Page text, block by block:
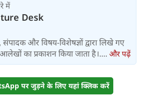
में
Desk
और विषय-विशेषज्ञों द्वारा लिखे गए
का प्रकाशन किया जाता है।.... और पढ़ें
पर जुड़ने के लिए यहां क्लिक करें